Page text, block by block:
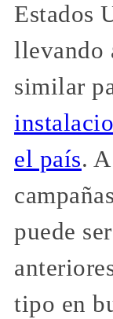
Estados
llevando
similar
el país.
puede
tipo en